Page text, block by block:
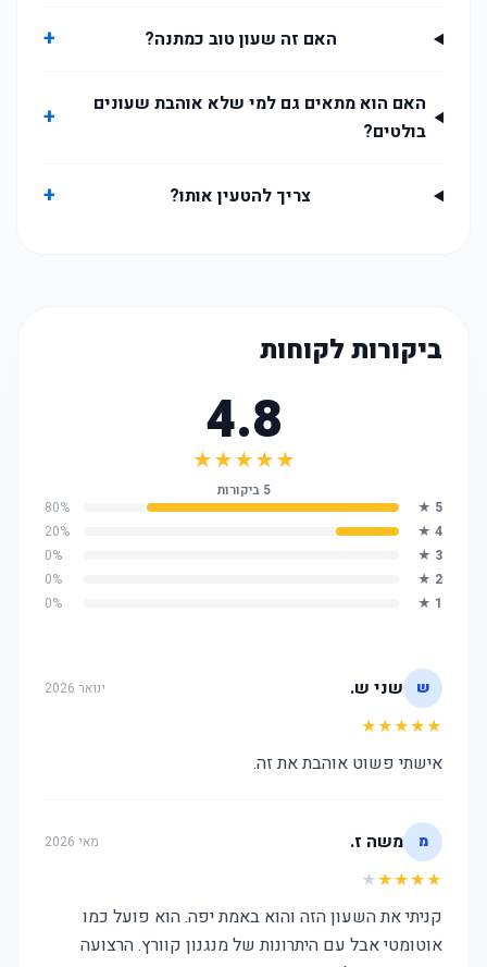
האם זה שעון טוב כמתנה? +
האם הוא מתאים גם למי שלא אוהבת שעונים
בולטים?
+
צריך להטעין אותו? +
ביקורות לקוחות
4.8
★★★★★
5 ביקורות
5
★
80%
4
★
20%
3
★
0%
2
★
0%
1
★
0%
ש שני ש. ינואר 2026
★★★★★
אישתי פשוט אוהבת את זה.
מ משה ז. מאי 2026
★★★★
★
קניתי את השעון הזה והוא באמת יפה. הוא פועל כמו
אוטומטי אבל עם היתרונות של מנגנון קוורץ. הרצועה